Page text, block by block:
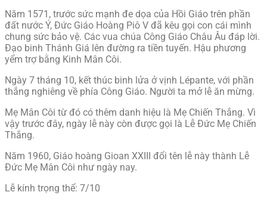
Năm 1571, trước sức mạnh đe dọa của Hồi Giáo trên phần
đất nước Ý, Đức Giáo Hoàng Piô V đã kêu gọi con cái mình
chung sức bảo vệ. Các vua chúa Công Giáo Châu Âu đáp lời.
Đạo binh Thánh Giá lên đường ra tiền tuyến. Hậu phương
yểm trợ bằng Kinh Mân Côi.
Ngày 7 tháng 10, kết thúc binh lửa ở vịnh Lépante, với phần
thắng nghiêng về phía Công Giáo. Người ta mở lễ ăn mừng.
Mẹ Mân Côi từ đó có thêm danh hiệu là Mẹ Chiến Thắng. Vì
vậy trước đây, ngày lễ này còn được gọi là Lễ Đức Mẹ Chiến
Thắng.
Năm 1960, Giáo hoàng Gioan XXIII đổi tên lễ này thành Lễ
Đức Mẹ Mân Côi như ngày nay.
Lễ kính trọng thể: 7/10